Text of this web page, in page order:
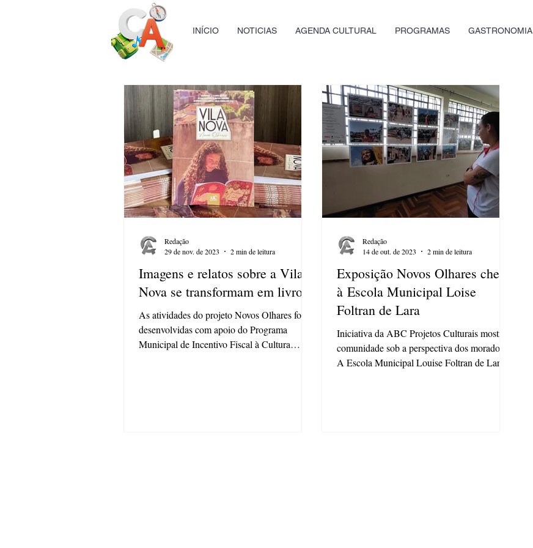
INÍCIO NOTICIAS AGENDA CULTURAL PROGRAMAS GASTRONOMIA
Imagens e relatos sobre a Vila
Nova se transformam em livro
As atividades do projeto Novos Olhares foram
desenvolvidas com apoio do Programa
Municipal de Incentivo Fiscal à Cultura
Redação
29 de nov. de 2023
2 min de leitura
Exposição Novos Olhares chega
à Escola Municipal Loise
Foltran de Lara
Iniciativa da ABC Projetos Culturais mostra a
comunidade sob a perspectiva dos moradores
A Escola Municipal Louise Foltran de Lara,
Redação
14 de out. de 2023
2 min de leitura